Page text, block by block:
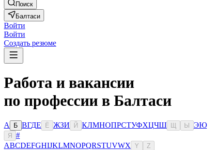
Поиск
Балтаси
Войти
Войти
Создать резюме
Работа и вакансии
по профессии в Балтаси
А Б ВГДЕ Ё ЖЗИ Й КЛМНОПРСТУФХЦЧШ Ы ЭЮ
Я
#
ABCDEFGHIJKLMNOPQRSTUVWX Y Z